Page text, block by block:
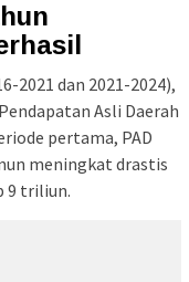
2021 dan 2021-2024),
Asli Daerah
pertama, PAD
meningkat drastis
9 triliun.